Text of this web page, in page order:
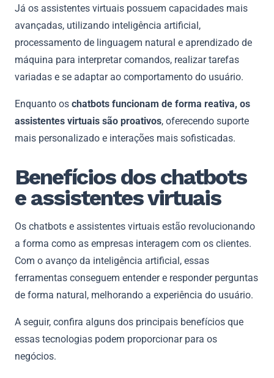
Já os assistentes virtuais possuem capacidades mais
avançadas, utilizando inteligência artificial,
processamento de linguagem natural e aprendizado de
máquina para interpretar comandos, realizar tarefas
variadas e se adaptar ao comportamento do usuário.
Enquanto os chatbots funcionam de forma reativa, os
assistentes virtuais são proativos, oferecendo suporte
mais personalizado e interações mais sofisticadas.
Benefícios dos chatbots
e assistentes virtuais
Os chatbots e assistentes virtuais estão revolucionando
a forma como as empresas interagem com os clientes.
Com o avanço da inteligência artificial, essas
ferramentas conseguem entender e responder perguntas
de forma natural, melhorando a experiência do usuário.
A seguir, confira alguns dos principais benefícios que
essas tecnologias podem proporcionar para os
negócios.